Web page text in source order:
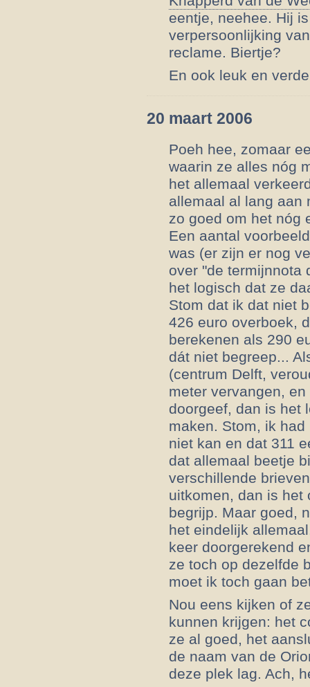
eentje, neehee. Hij
verpersoonlijking
reclame. Biertje?
En ook leuk en
20 maart 2006
Poeh hee, zomaar
waarin ze alles nóg
het allemaal
allemaal al lang aan
zo goed om het nóg
Een aantal
was (er zijn er nog
over "de termijnnota
het logisch dat ze
Stom dat ik dat niet
426 euro overboek,
berekenen als 290
dát niet begreep...
(centrum Delft,
meter vervangen,
doorgeef, dan is het
maken. Stom, ik
niet kan en dat 311
dat allemaal beetje
verschillende
uitkomen, dan is het
begrijp. Maar goed,
het eindelijk
keer doorgerekend
ze toch op dezelfde
moet ik toch gaan
Nou eens kijken of
kunnen krijgen: het
ze al goed, het
de naam van de
deze plek lag. Ach,